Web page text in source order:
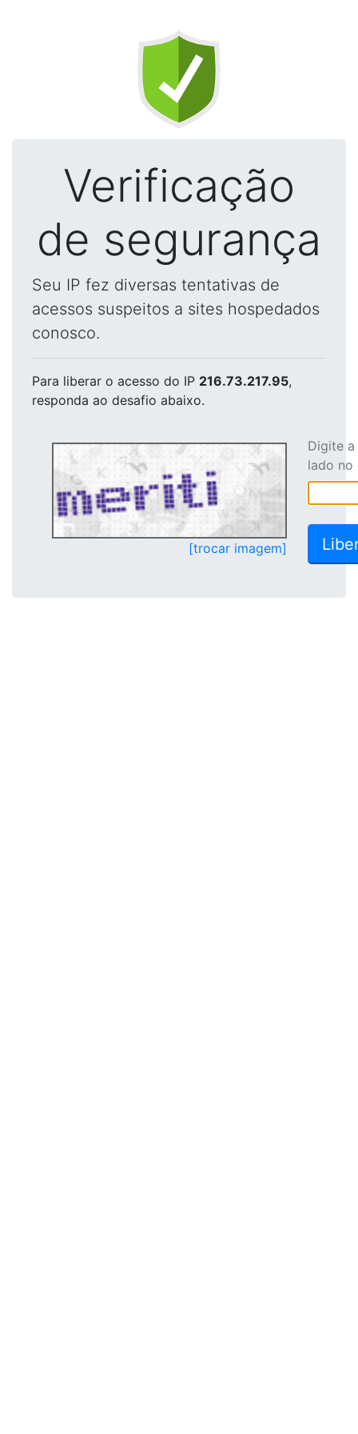
Verificação
de segurança
Seu IP fez diversas tentativas de
acessos suspeitos a sites hospedados
conosco.
Para liberar o acesso do IP 216.73.217.95,
responda ao desafio abaixo.
[trocar imagem]
Digite
lado no